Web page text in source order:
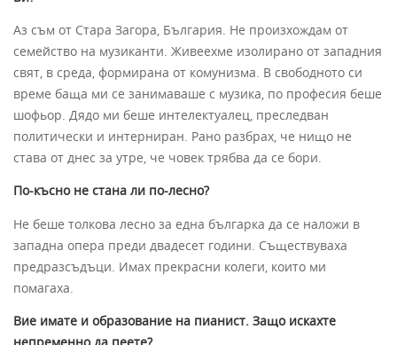
Аз съм от Стара Загора, България. Не произхождам от
семейство на музиканти. Живеехме изолирано от западния
свят, в среда, формирана от комунизма. В свободното си
време баща ми се занимаваше с музика, по професия беше
шофьор. Дядо ми беше интелектуалец, преследван
политически и интерниран. Рано разбрах, че нищо не
става от днес за утре, че човек трябва да се бори.
По-късно не стана ли по-лесно?
Не беше толкова лесно за една българка да се наложи в
западна опера преди двадесет години. Съществуваха
предразсъдъци. Имах прекрасни колеги, които ми
помагаха.
Вие имате и образование на пианист. Защо искахте